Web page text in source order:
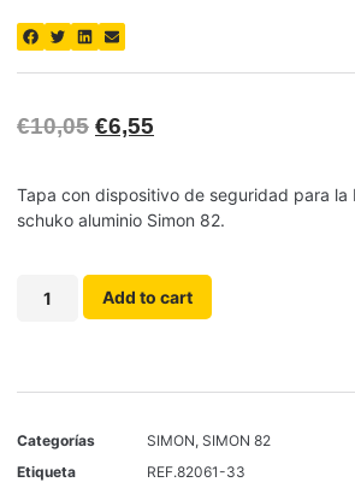
€10,05 €6,55
Tapa con dispositivo de seguridad para la
schuko aluminio Simon 82.
Add to cart
Categorías SIMON, SIMON 82
Etiqueta
REF.82061-33